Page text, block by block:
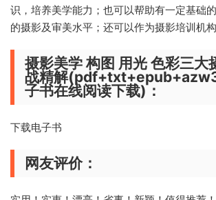
识，培养美学能力；也可以帮助有一定基础
的摄影及审美水平；还可以作为摄影培训机构
摄影美学 构图 用光 色彩三大
战精解
子书在线阅读下载)：
下载电子书
网友评价：